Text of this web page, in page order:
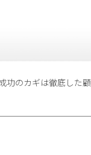
功のカギは徹底した